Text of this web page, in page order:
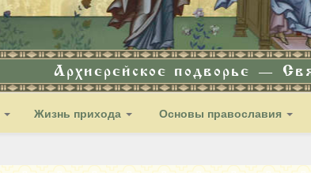
Архиерейское подворье —
Жизнь прихода Основы православия